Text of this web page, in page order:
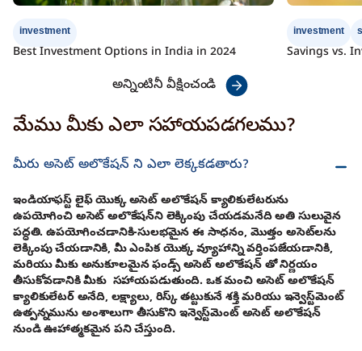
investment
Best Investment Options in India in 2024
investment
Savings vs.
అన్నింటినీ వీక్షించండి
మేము మీకు ఎలా సహాయపడగలము?
మీరు అసెట్ అలొకేషన్ ని ఎలా లెక్కకడతారు?
ఇండియాఫస్ట్ లైఫ్ యొక్క అసెట్ అలొకేషన్ క్యాలికులేటరును
ఉపయోగించి అసెట్ అలొకేషన్‌ని లెక్కింపు చేయడమనేది అతి సులువైన
పద్ధతి. ఉపయోగించడానికి-సులభమైన ఈ సాధనం, మొత్తం అసెట్‌లను
లెక్కింపు చేయడానికి, మీ ఎంపిక యొక్క వ్యూహాన్ని వర్తింపజేయడానికి,
మరియు మీకు అనుకూలమైన ఫండ్స్ అసెట్ అలొకేషన్ తో నిర్ణయం
తీసుకోవడానికి మీకు సహాయపడుతుంది. ఒక మంచి అసెట్ అలొకేషన్
క్యాలికులేటర్ అనేది, లక్ష్యాలు, రిస్క్ తట్టుకునే శక్తి మరియు ఇన్వెస్ట్‌మెంట్
ఉత్పన్నమును అంశాలుగా తీసుకొని ఇన్వెస్ట్‌మెంట్ అసెట్ అలొకేషన్
నుండి ఊహాత్మకమైన పని చేస్తుంది.